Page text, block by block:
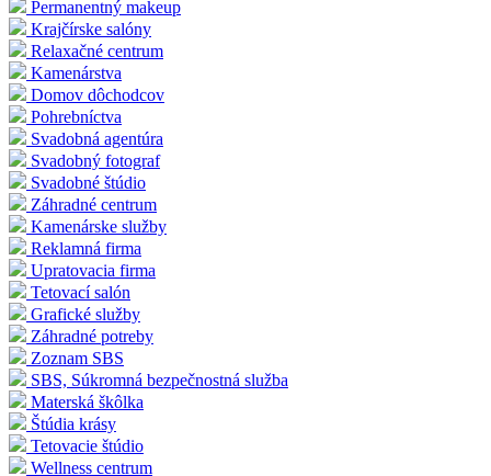
Permanentný makeup
Krajčírske salóny
Relaxačné centrum
Kamenárstva
Domov dôchodcov
Pohrebníctva
Svadobná agentúra
Svadobný fotograf
Svadobné štúdio
Záhradné centrum
Kamenárske služby
Reklamná firma
Upratovacia firma
Tetovací salón
Grafické služby
Záhradné potreby
Zoznam SBS
SBS, Súkromná bezpečnostná služba
Materská škôlka
Štúdia krásy
Tetovacie štúdio
Wellness centrum